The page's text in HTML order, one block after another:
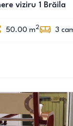
viziru 1 Brăila
50.00 m2 3